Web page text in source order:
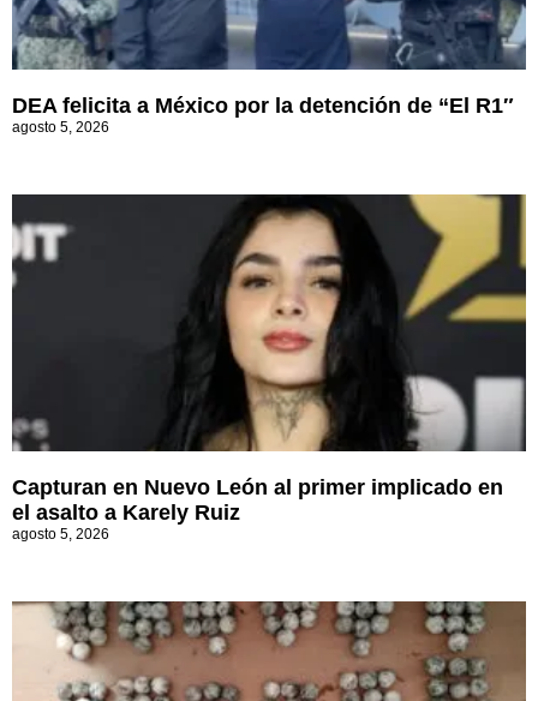
DEA felicita a México por la detención de “El R1″
agosto 5, 2026
Capturan en Nuevo León al primer implicado en
el asalto a Karely Ruiz
agosto 5, 2026